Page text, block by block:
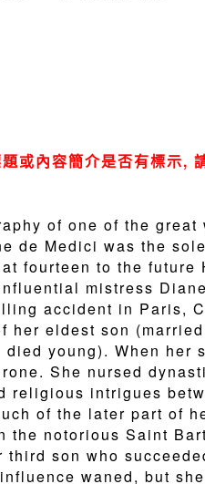
或內容簡介是否有標示,
of one of the great
de Medici was the
fourteen to the future
mistress
accident in Paris,
her eldest son
young). When her
She nursed
intrigues
of the later part of
notorious Saint
son who
waned, but